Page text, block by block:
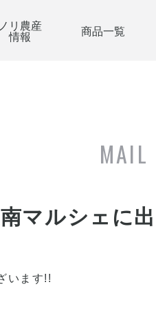
リ農産
報 商品一覧
MAIL
マルシェに
います!!